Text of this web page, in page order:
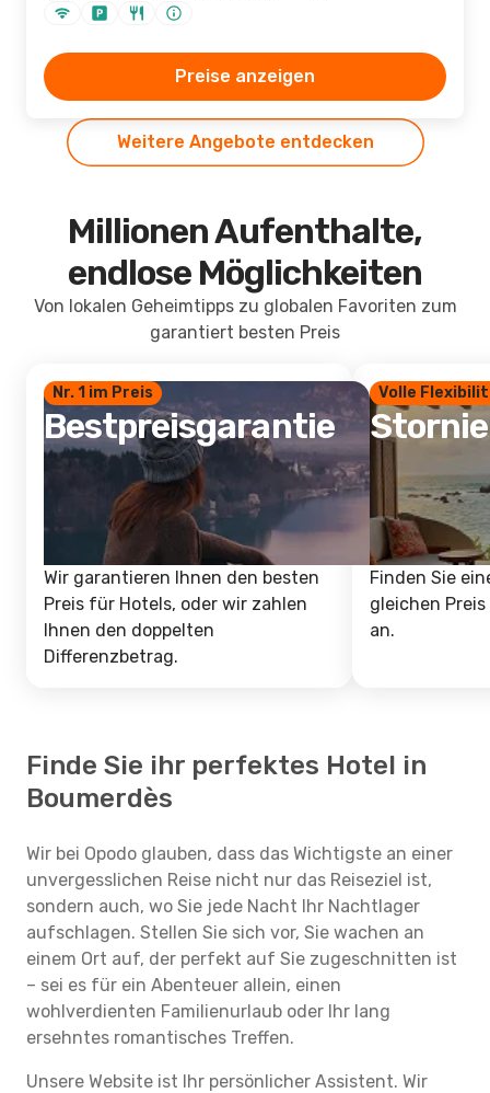
Preise anzeigen
Weitere Angebote entdecken
Millionen Aufenthalte,
endlose Möglichkeiten
Von lokalen Geheimtipps zu globalen Favoriten zum
garantiert besten Preis
Nr. 1 im Preis
Bestpreisgarantie
Wir garantieren Ihnen den besten
Preis für Hotels, oder wir zahlen
Ihnen den doppelten
Differenzbetrag.
Volle
Finden Sie
gleichen
an.
Finde Sie ihr perfektes Hotel in
Boumerdès
Wir bei Opodo glauben, dass das Wichtigste an einer
unvergesslichen Reise nicht nur das Reiseziel ist,
sondern auch, wo Sie jede Nacht Ihr Nachtlager
aufschlagen. Stellen Sie sich vor, Sie wachen an
einem Ort auf, der perfekt auf Sie zugeschnitten ist
– sei es für ein Abenteuer allein, einen
wohlverdienten Familienurlaub oder Ihr lang
ersehntes romantisches Treffen.
Unsere Website ist Ihr persönlicher Assistent. Wir